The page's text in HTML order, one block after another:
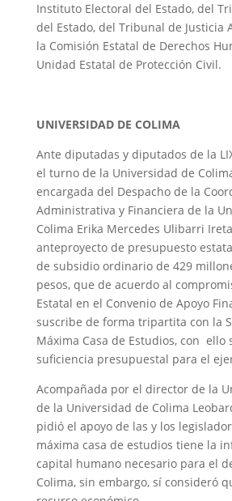
Instituto Electoral del Estado, del
del Estado, del Tribunal de Justicia
la Comisión Estatal de Derechos
Unidad Estatal de Protección Civil.
UNIVERSIDAD DE COLIMA
Ante diputadas y diputados de la
el turno de la Universidad de
encargada del Despacho de la
Administrativa y Financiera de la
Colima Erika Mercedes Ulibarri
anteproyecto de presupuesto
de subsidio ordinario de 429
pesos, que de acuerdo al
Estatal en el Convenio de Apoyo
suscribe de forma tripartita con la
Máxima Casa de Estudios, con ello
suficiencia presupuestal para el
Acompañada por el director de la
de la Universidad de Colima
pidió el apoyo de las y los
máxima casa de estudios tiene la
capital humano necesario para el
Colima, sin embargo, sí consideró